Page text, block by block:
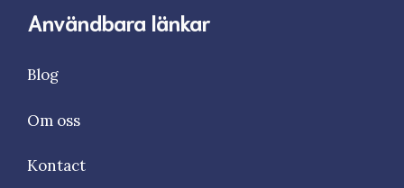
Användbara länkar
Blog
Om oss
Kontact